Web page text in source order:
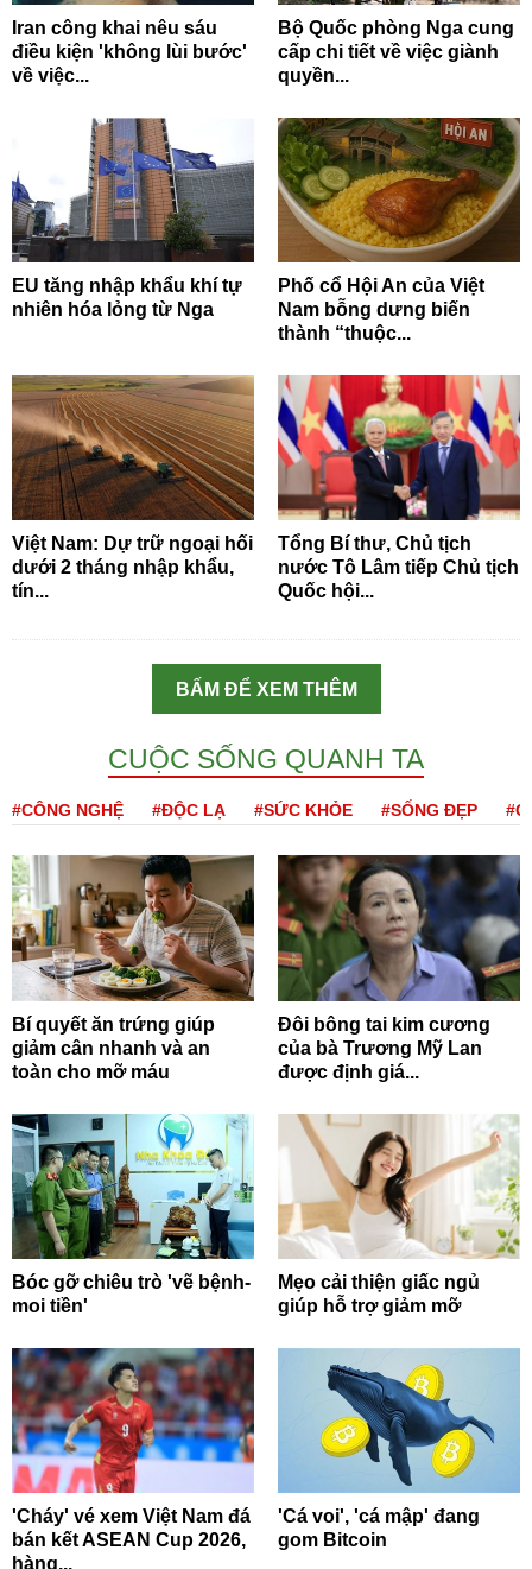
Iran công khai nêu sáu
điều kiện 'không lùi bước'
về việc...
Bộ Quốc phòng Nga cung
cấp chi tiết về việc giành
quyền...
EU tăng nhập khẩu khí tự
nhiên hóa lỏng từ Nga
Phố cổ Hội An của Việt
Nam bỗng dưng biến
thành “thuộc...
Việt Nam: Dự trữ ngoại hối
dưới 2 tháng nhập khẩu,
tín...
Tổng Bí thư, Chủ tịch
nước Tô Lâm tiếp Chủ tịch
Quốc hội...
BẤM ĐỂ XEM THÊM
CUỘC SỐNG QUANH TA
#CÔNG NGHỆ #ĐỘC LẠ #SỨC KHỎE #SỐNG ĐẸP
Bí quyết ăn trứng giúp
giảm cân nhanh và an
toàn cho mỡ máu
Đôi bông tai kim cương
của bà Trương Mỹ Lan
được định giá...
Bóc gỡ chiêu trò 'vẽ bệnh-
moi tiền'
Mẹo cải thiện giấc ngủ
giúp hỗ trợ giảm mỡ
'Cháy' vé xem Việt Nam đá
bán kết ASEAN Cup 2026,
hàng...
'Cá voi', 'cá mập' đang
gom Bitcoin